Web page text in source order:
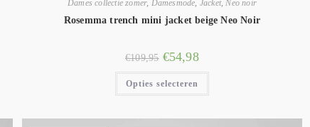
Dames collectie zomer, Damesmode Jacket, Neo noir
Rosemma trench mini jacket beige Neo Noir
€109,95 €54,98
Opties selecteren